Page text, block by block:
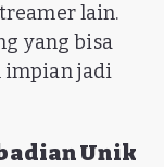
lain.
yang bisa
impian jadi
Unik